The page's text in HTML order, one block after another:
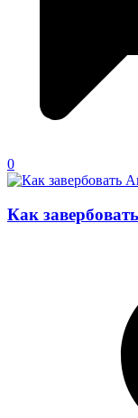
0
Как